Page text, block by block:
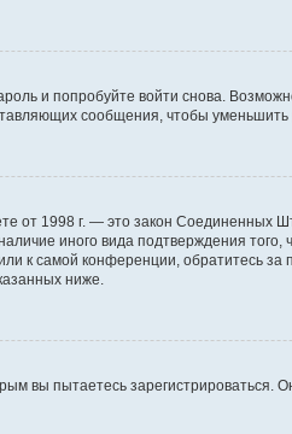
и попробуйте войти снова.
сообщения, чтобы
от 1998 г. — это закон
иного вида подтверждения
к самой конференции, обратитесь
ниже.
вы пытаетесь зарегистрироваться.